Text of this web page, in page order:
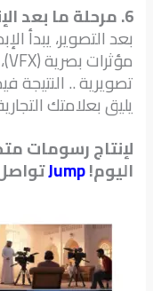
6. مرحلة ما بعد الإنتاج
بعد التصوير، يبدأ
تصويرية .. النتيجة
يليق بعلامتك
لإنتاج رسومات
Jumpاليوم!